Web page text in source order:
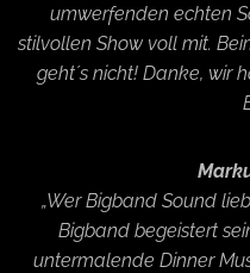
umwerfenden echten
stilvollen Show voll mit.
geht´s nicht! Danke, wir
„Wer Bigband Sound
Bigband begeistert
untermalende Dinner